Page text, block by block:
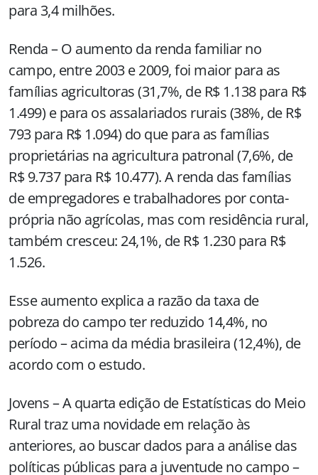
para 3,4 milhões.
Renda – O aumento da renda familiar no
campo, entre 2003 e 2009, foi maior para as
famílias agricultoras (31,7%, de R$ 1.138 para R$
1.499) e para os assalariados rurais (38%, de R$
793 para R$ 1.094) do que para as famílias
proprietárias na agricultura patronal (7,6%, de
R$ 9.737 para R$ 10.477). A renda das famílias
de empregadores e trabalhadores por conta-
própria não agrícolas, mas com residência rural,
também cresceu: 24,1%, de R$ 1.230 para R$
1.526.
Esse aumento explica a razão da taxa de
pobreza do campo ter reduzido 14,4%, no
período – acima da média brasileira (12,4%), de
acordo com o estudo.
Jovens – A quarta edição de Estatísticas do Meio
Rural traz uma novidade em relação às
anteriores, ao buscar dados para a análise das
políticas públicas para a juventude no campo –